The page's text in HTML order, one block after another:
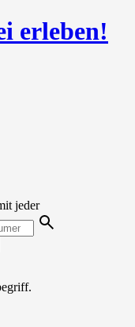
erleben!
jeder